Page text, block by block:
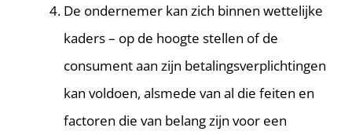
De ondernemer kan zich binnen wettelijke
kaders – op de hoogte stellen of de
consument aan zijn betalingsverplichtingen
kan voldoen, alsmede van al die feiten en
factoren die van belang zijn voor een